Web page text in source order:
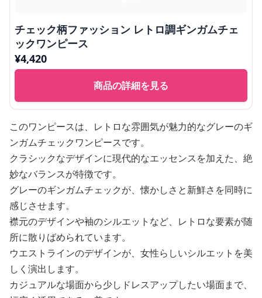
チェック柄ファッション レトロ調ギンガムチェ
ックワンピース
¥4,420
商品の詳細を見る
このワンピースは、レトロな雰囲気が魅力的なグレーのギ
ンガムチェックワンピースです。
クラシックなデザインに現代的なエッセンスを加えた、絶
妙なバランスが特徴です。
グレーのギンガムチェックが、懐かしさと新鮮さを同時に
感じさせます。
襟元のデザインや袖のシルエットなど、レトロな要素が随
所に散りばめられています。
ウエストラインのデザインが、女性らしいシルエットを美
しく演出します。
カジュアルな場面から少しドレスアップしたい場面まで、